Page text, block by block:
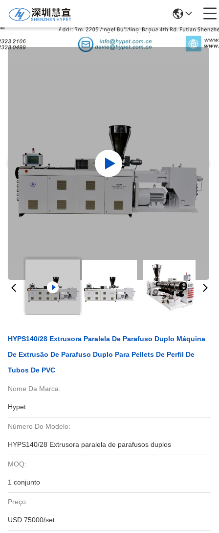
Detalhes Dos Produtos
HYPS140/28 Extrusora Paralela De Parafuso Duplo Máquina
De Extrusão De Parafuso Duplo Para Pellets De Perfil De
Tubos De PVC
Nome Da Marca:
Hypet
Número Do Modelo:
HYPS140/28 Extrusora paralela de parafusos duplos
MOQ:
1 conjunto
Preço:
USD 75000/set